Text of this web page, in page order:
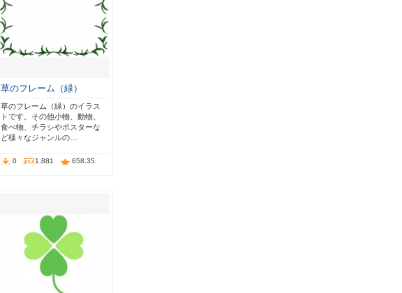
草のフレーム（緑）
草のフレーム（緑）のイラス
トです。その他小物、動物、
食べ物、チラシやポスターな
ど様々なジャンルの…
0 1,881 658.35